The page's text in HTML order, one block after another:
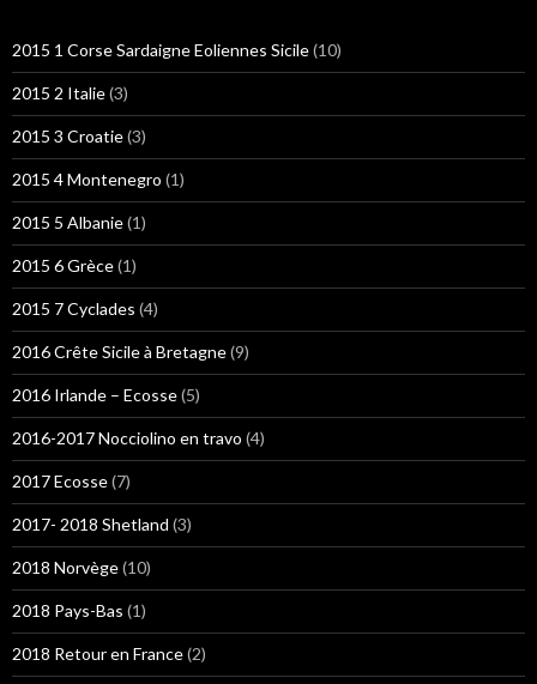
2015 1 Corse Sardaigne Eoliennes Sicile(10)
2015 2 Italie(3)
2015 3 Croatie(3)
2015 4 Montenegro (1)
2015 5 Albanie(1)
2015 6 Grèce(1)
2015 7 Cyclades (4)
2016 Crête Sicile à Bretagne(9)
2016 Irlande – Ecosse(5)
2016-2017 Nocciolino en travo (4)
2017 Ecosse(7)
2017- 2018 Shetland (3)
2018 Norvège(10)
2018 Pays-Bas (1)
2018 Retour en France(2)